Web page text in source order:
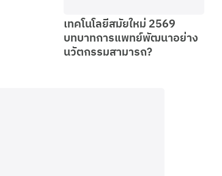
เทคโนโลยีสมัยใหม่ 2569
บทบาทการแพทย์พัฒนาอย่าง
นวัตกรรมสามารถ?